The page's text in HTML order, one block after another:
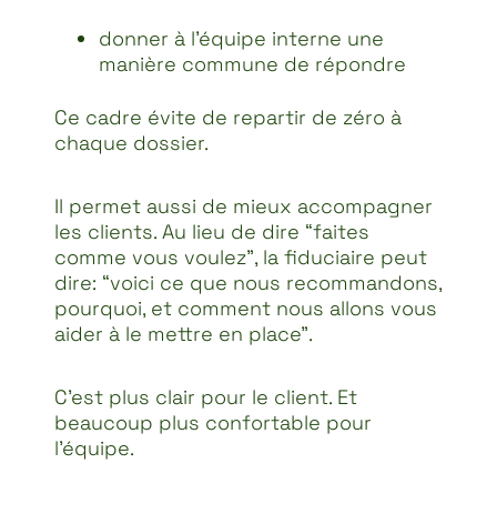
donner à l’équipe interne une
manière commune de répondre
Ce cadre évite de repartir de zéro à
chaque dossier.
Il permet aussi de mieux accompagner
les clients. Au lieu de dire “faites
comme vous voulez”, la fiduciaire peut
dire: “voici ce que nous recommandons,
pourquoi, et comment nous allons vous
aider à le mettre en place”.
C’est plus clair pour le client. Et
beaucoup plus confortable pour
l’équipe.